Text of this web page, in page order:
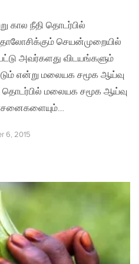
கால நீதி தொடர்பில்
செயன்முறையில்
அவர்களது விடயங்களும்
என்று மலையக சமூக ஆய்வு
தொடர்பில் மலையக சமூக ஆய்வு
6, 2015